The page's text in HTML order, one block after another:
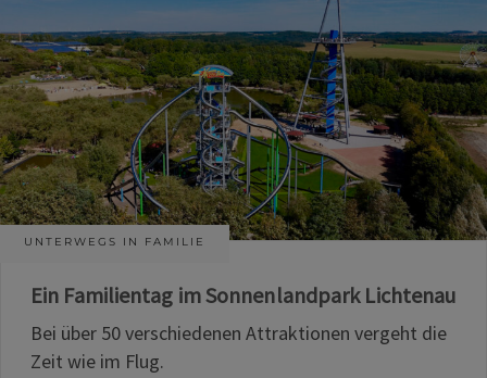
UNTERWEGS IN FAMILIE
Ein Familientag im Sonnenlandpark Lichtenau
Bei über 50 verschiedenen Attraktionen vergeht die
Zeit wie im Flug.